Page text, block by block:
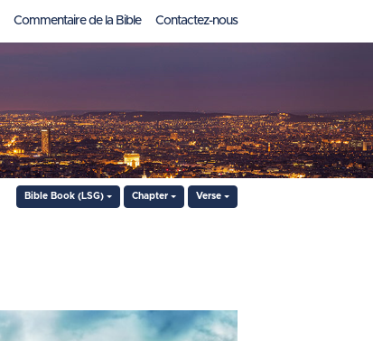
Commentaire de la Bible Contactez-nous
Bible Book (LSG) Chapter Verse